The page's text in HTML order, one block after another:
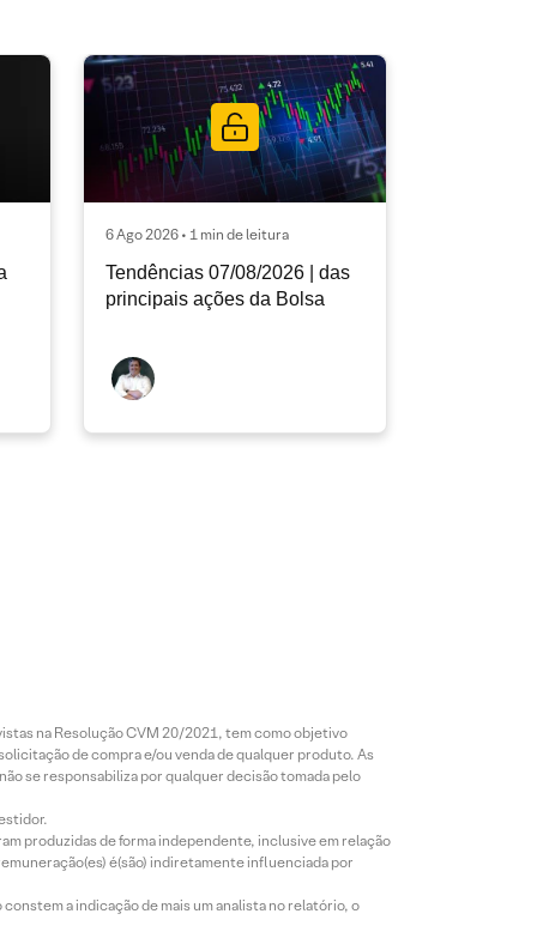
6 Ago 2026 • 1 min de leitura
Tendências 07/08/2026 | das
principais ações da Bolsa
na Resolução CVM 20/2021, tem como objetivo
de compra e/ou venda de qualquer produto. As
se responsabiliza por qualquer decisão tomada pelo
produzidas de forma independente, inclusive em relação
é(são) indiretamente influenciada por
a indicação de mais um analista no relatório, o